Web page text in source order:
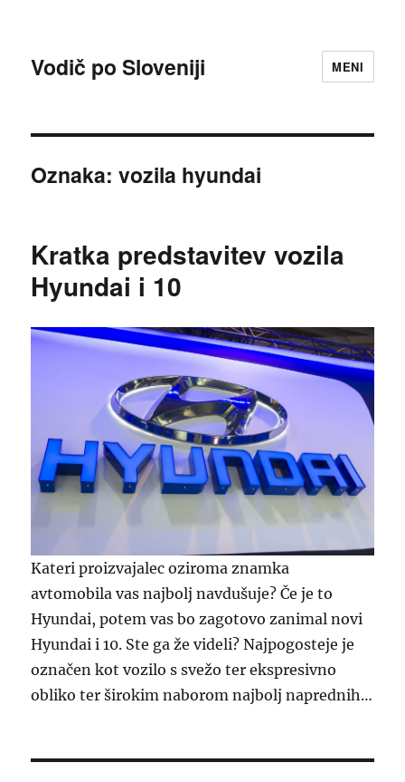
Vodič po Sloveniji MENI
Oznaka:vozila hyundai
Kratka predstavitev vozila
Hyundai i 10
Kateri proizvajalec oziroma znamka
avtomobila vas najbolj navdušuje? Če je to
Hyundai, potem vas bo zagotovo zanimal novi
Hyundai i 10. Ste ga že videli? Najpogosteje je
označen kot vozilo s svežo ter ekspresivno
obliko ter širokim naborom najbolj naprednih…